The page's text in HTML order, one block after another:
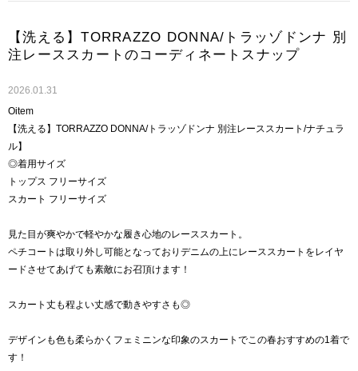
【洗える】TORRAZZO DONNA/トラッゾドンナ 別
注レーススカートのコーディネートスナップ
2026.01.31
Oitem
【洗える】TORRAZZO DONNA/トラッゾドンナ 別注レーススカート/ナチュラ
ル】
◎着用サイズ
トップス フリーサイズ
スカート フリーサイズ
見た目が爽やかで軽やかな履き心地のレーススカート。
ペチコートは取り外し可能となっておりデニムの上にレーススカートをレイヤ
ードさせてあげても素敵にお召頂けます！
スカート丈も程よい丈感で動きやすさも◎
デザインも色も柔らかくフェミニンな印象のスカートでこの春おすすめの1着で
す！